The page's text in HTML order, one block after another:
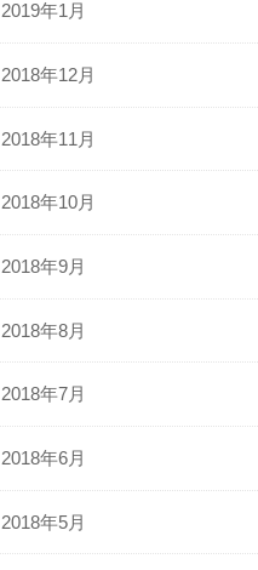
2019年1月
2018年12月
2018年11月
2018年10月
2018年9月
2018年8月
2018年7月
2018年6月
2018年5月